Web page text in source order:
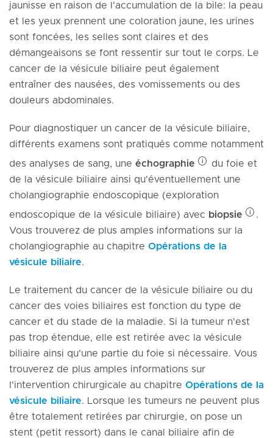
jaunisse en raison de l'accumulation de la bile: la peau
et les yeux prennent une coloration jaune, les urines
sont foncées, les selles sont claires et des
démangeaisons se font ressentir sur tout le corps. Le
cancer de la vésicule biliaire peut également
entraîner des nausées, des vomissements ou des
douleurs abdominales.
Pour diagnostiquer un cancer de la vésicule biliaire,
différents examens sont pratiqués comme notamment
des analyses de sang, une échographie
du foie et
de la vésicule biliaire ainsi qu'éventuellement une
cholangiographie endoscopique (exploration
endoscopique de la vésicule biliaire) avec biopsie
.
Vous trouverez de plus amples informations sur la
cholangiographie au chapitre Opérations de la
vésicule biliaire.
Le traitement du cancer de la vésicule biliaire ou du
cancer des voies biliaires est fonction du type de
cancer et du stade de la maladie. Si la tumeur n'est
pas trop étendue, elle est retirée avec la vésicule
biliaire ainsi qu'une partie du foie si nécessaire. Vous
trouverez de plus amples informations sur
l'intervention chirurgicale au chapitre Opérations de la
vésicule biliaire. Lorsque les tumeurs ne peuvent plus
être totalement retirées par chirurgie, on pose un
stent (petit ressort) dans le canal biliaire afin de